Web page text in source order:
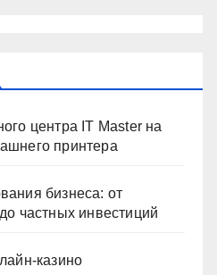
центра IT Master на
принтера
бизнеса: от
частных инвестиций
казино